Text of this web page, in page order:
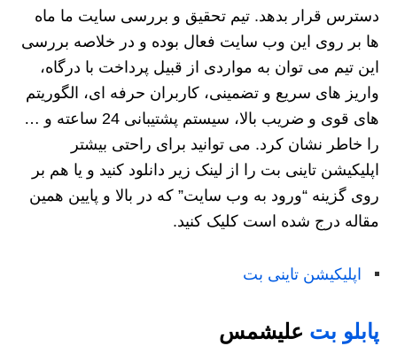
دسترس قرار بدهد. تیم تحقیق و بررسی سایت ما ماه
ها بر روی این وب سایت فعال بوده و در خلاصه بررسی
این تیم می توان به مواردی از قبیل پرداخت با درگاه،
واریز های سریع و تضمینی، کاربران حرفه ای، الگوریتم
های قوی و ضریب بالا، سیستم پشتیبانی 24 ساعته و …
را خاطر نشان کرد. می توانید برای راحتی بیشتر
اپلیکیشن تاینی بت را از لینک زیر دانلود کنید و یا هم بر
روی گزینه “ورود به وب سایت” که در بالا و پایین همین
مقاله درج شده است کلیک کنید.
اپلیکیشن تاینی بت
پابلو بت علیشمس